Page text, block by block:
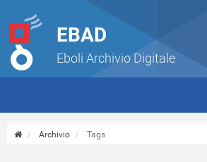
EBAD
Eboli Archivio Digitale
Archivio Tags